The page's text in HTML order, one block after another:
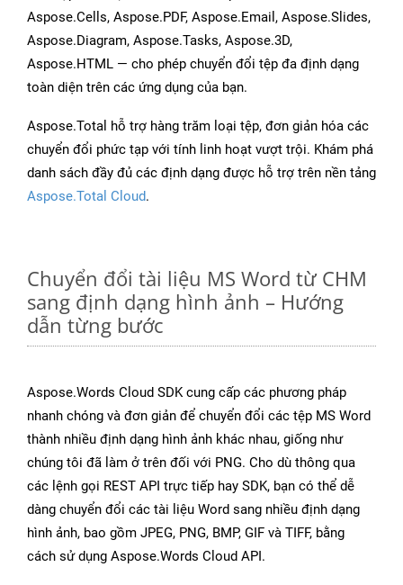
Aspose.Cells, Aspose.PDF, Aspose.Email, Aspose.Slides,
Aspose.Diagram, Aspose.Tasks, Aspose.3D,
Aspose.HTML — cho phép chuyển đổi tệp đa định dạng
toàn diện trên các ứng dụng của bạn.
Aspose.Total hỗ trợ hàng trăm loại tệp, đơn giản hóa các
chuyển đổi phức tạp với tính linh hoạt vượt trội. Khám phá
danh sách đầy đủ các định dạng được hỗ trợ trên nền tảng
Aspose.Total Cloud.
Chuyển đổi tài liệu MS Word từ CHM
sang định dạng hình ảnh – Hướng
dẫn từng bước
Aspose.Words Cloud SDK cung cấp các phương pháp
nhanh chóng và đơn giản để chuyển đổi các tệp MS Word
thành nhiều định dạng hình ảnh khác nhau, giống như
chúng tôi đã làm ở trên đối với PNG. Cho dù thông qua
các lệnh gọi REST API trực tiếp hay SDK, bạn có thể dễ
dàng chuyển đổi các tài liệu Word sang nhiều định dạng
hình ảnh, bao gồm JPEG, PNG, BMP, GIF và TIFF, bằng
cách sử dụng Aspose.Words Cloud API.